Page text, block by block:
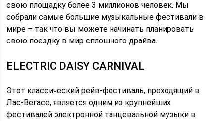
свою площадку более 3 миллионов человек. Мы
собрали самые большие музыкальные фестивали в
мире – так что вы можете начинать планировать
свою поездку в мир сплошного драйва.
ELECTRIC DAISY CARNIVAL
Этот классический рейв-фестиваль, проходящий в
Лас-Вегасе, является одним из крупнейших
фестивалей электронной танцевальной музыки в